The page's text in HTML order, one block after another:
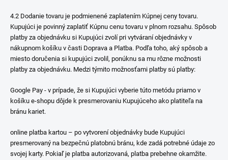
4.2 Dodanie tovaru je podmienené zaplatením Kúpnej ceny tovaru.
Kupujúci je povinný zaplatiť Kúpnu cenu tovaru v plnom rozsahu. Spôsob
platby za objednávku si Kupujúci zvolí pri vytváraní objednávky v
nákupnom košíku v časti Doprava a Platba. Podľa toho, aký spôsob a
miesto doručenia si kupujúci zvolil, ponúknu sa mu rôzne možnosti
platby za objednávku. Medzi týmito možnosťami platby sú platby:
Google Pay - v prípade, že si Kupujúci vyberie túto metódu priamo v
košíku e-shopu dôjde k presmerovaniu Kupujúceho ako platiteľa na
bránu kariet.
online platba kartou – po vytvorení objednávky bude Kupujúci
presmerovaný na bezpečnú platobnú bránu, kde zadá potrebné údaje zo
svojej karty. Pokiaľ je platba autorizovaná, platba prebehne okamžite.